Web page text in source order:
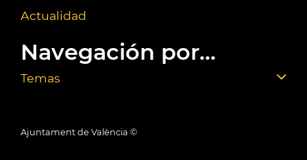
Actualidad
Navegación por...
Temas
Ajuntament de València ©